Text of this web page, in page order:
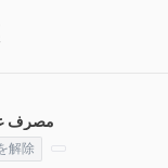
مصرف
解除